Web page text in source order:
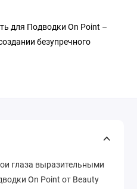
для Подводки On Point –
безупречного
глаза выразительными
On Point от Beauty